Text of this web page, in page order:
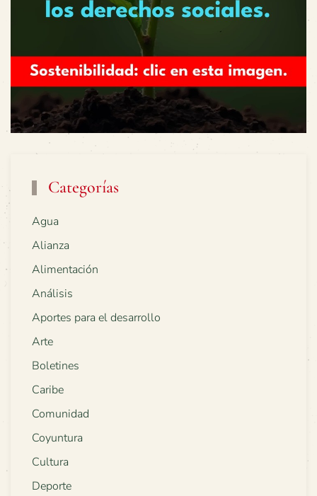
Categorías
Agua
Alianza
Alimentación
Análisis
Aportes para el desarrollo
Arte
Boletines
Caribe
Comunidad
Coyuntura
Cultura
Deporte